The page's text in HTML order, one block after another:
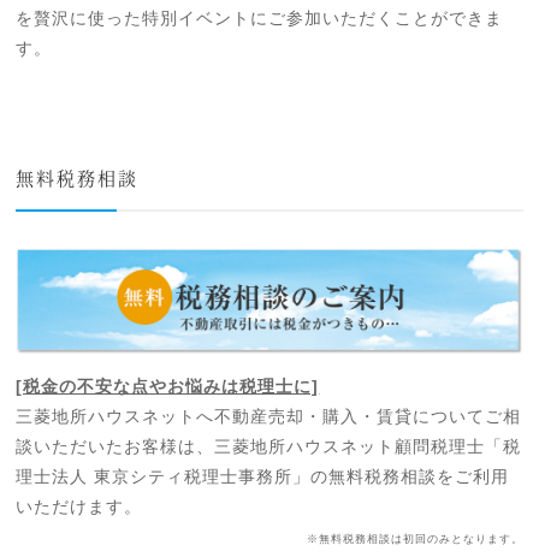
を贅沢に使った特別イベントにご参加いただくことができま
す。
無料税務相談
[税金の不安な点やお悩みは税理士に]
三菱地所ハウスネットへ不動産売却・購入・賃貸についてご相
談いただいたお客様は、三菱地所ハウスネット顧問税理士「税
理士法人 東京シティ税理士事務所」の無料税務相談をご利用
いただけます。
※無料税務相談は初回のみとなります。